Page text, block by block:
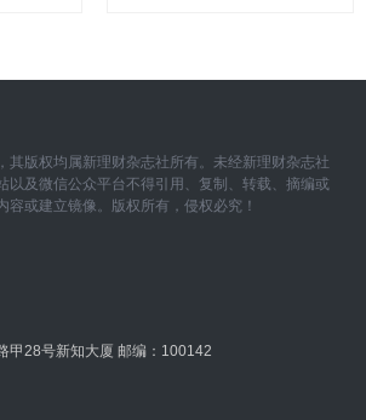
其版权均属新理财杂志社所有。未经新理财杂志社
以及微信公众平台不得引用、复制、转载、摘编或
容或建立镜像。版权所有，侵权必究！
甲28号新知大厦 邮编：100142